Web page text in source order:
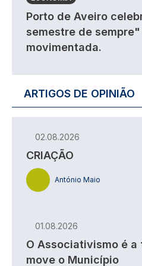
Porto de Aveiro
semestre de
movimentada.
ARTIGOS DE OPINIÃO
02.08.2026
CRIAÇÃO
António Maio
01.08.2026
O Associativismo é a
move o Município